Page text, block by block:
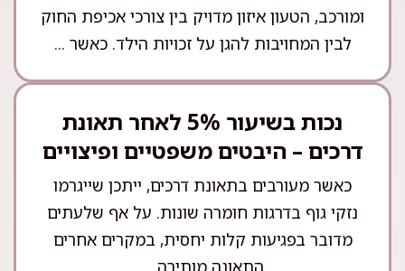
ומורכב, הטעון איזון מדויק בין צורכי אכיפת החוק
לבין המחויבות להגן על זכויות הילד. כאשר ...
נכות בשיעור 5% לאחר תאונת
דרכים – היבטים משפטיים ופיצויים
כאשר מעורבים בתאונת דרכים, ייתכן שייגרמו
נזקי גוף בדרגות חומרה שונות. על אף שלעתים
מדובר בפגיעות קלות יחסית, במקרים אחרים
התאונה מותירה ...